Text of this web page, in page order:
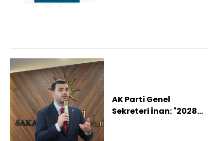
AK Parti Genel
Sekreteri İnan: "2028